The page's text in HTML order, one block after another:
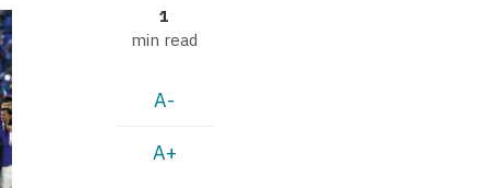
1
min read
A-
A+